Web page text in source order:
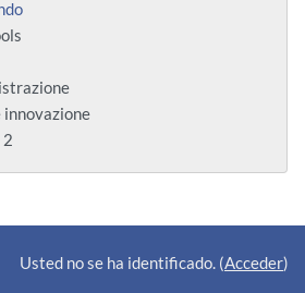
innovazione
2
Usted no se ha identificado. (Acceder)